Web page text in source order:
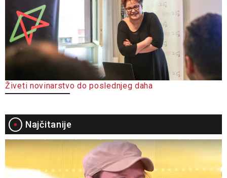
Živeti novinarstvo do poslednjeg daha
Najčitanije